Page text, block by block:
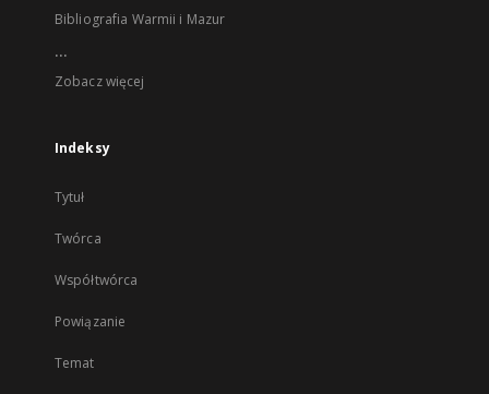
Bibliografia Warmii i Mazur
...
Zobacz więcej
Indeksy
Tytuł
Twórca
Współtwórca
Powiązanie
Temat